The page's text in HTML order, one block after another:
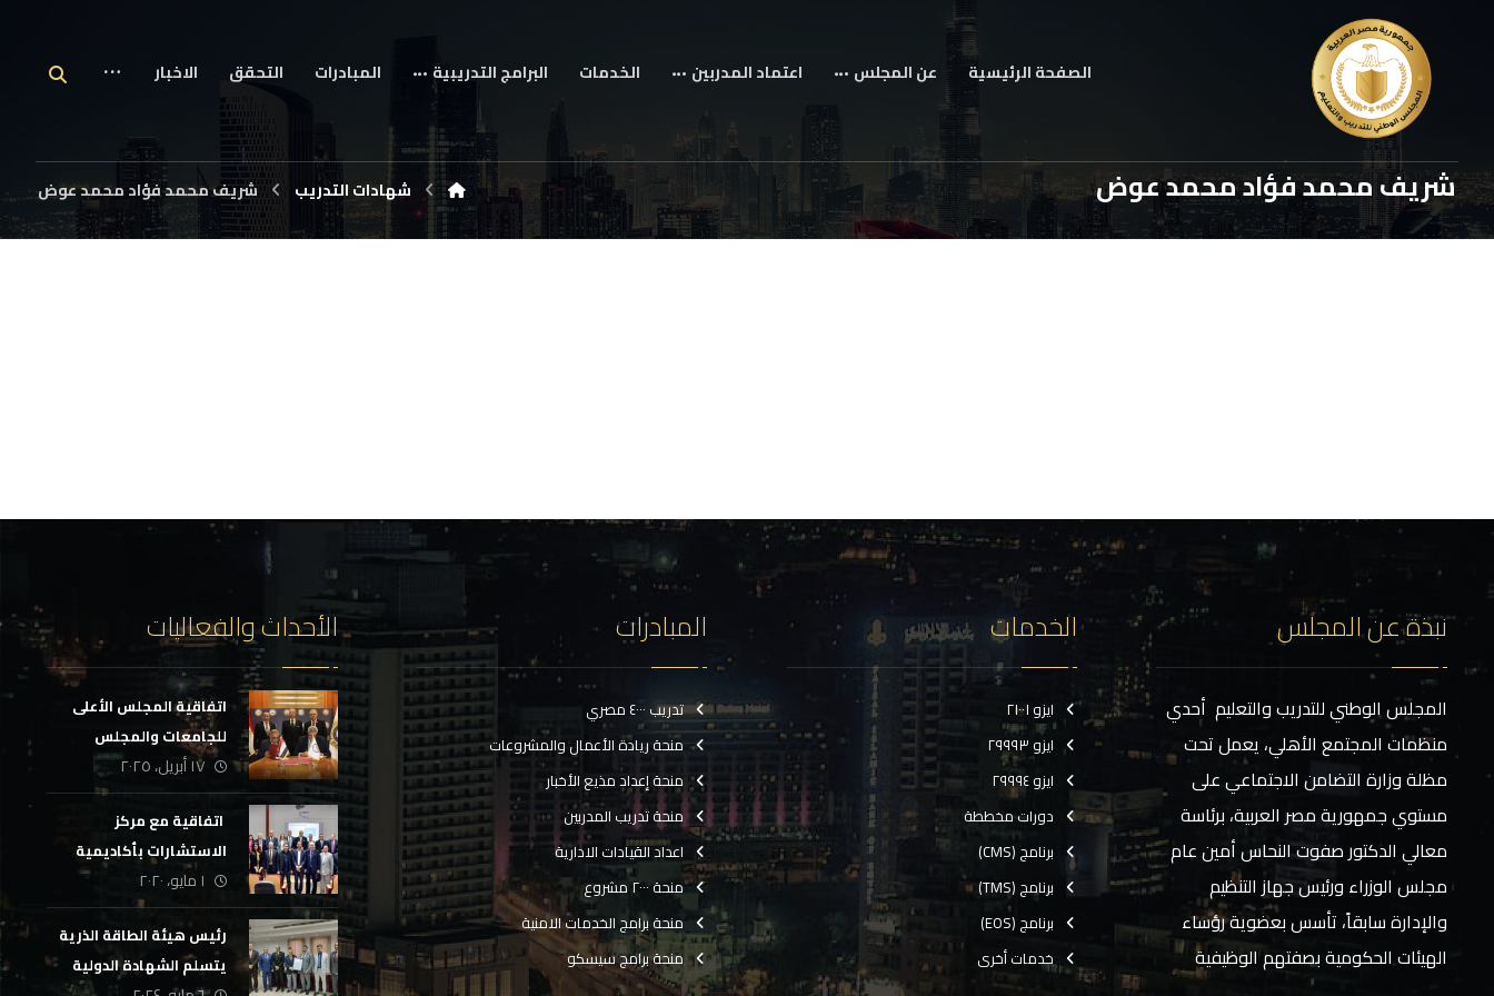
الصفحة الرئيسية عن المجلس اعتماد المدربين الخدمات البرامج التدريبية المبادرات التحقق الاخبار
شريف محمد فؤاد محمد عوض شهادات التدريب شريف محمد فؤاد محمد عوض
نبذة عن المجلس
المجلس الوطني للتدريب والتعليم أحدي
منظمات المجتمع الأهلي، يعمل تحت
مظلة وزارة التضامن الاجتماعي على
مستوي جمهورية مصر العربية، برئاسة
معالي الدكتور صفوت النحاس أمين عام
مجلس الوزراء ورئيس جهاز التنظيم
والإدارة سابقاً، تأسس بعضوية رؤساء
الهيئات الحكومية بصفتهم الوظيفية
الخدمات
ايزو ٢١٠٠١
ايزو ٢٩٩٩٣
ايزو ٢٩٩٩٤
دورات مخططة
برنامج (CMS)
برنامج (TMS)
برنامج (EOS)
خدمات أخرى
المبادرات
تدريب ٤٠٠٠ مصري
منحة ريادة الأعمال والمشروعات
منحة إعداد مذيع الأخبار
منحة تدريب المدربين
اعداد القيادات الادارية
منحة ٢٠٠٠ مشروع
منحة برامج الخدمات الامنية
منحة برامج سيسكو
الأحداث والفعاليات
اتفاقية المجلس الأعلى
للجامعات والمجلس
الوطني للتدريب والتعليم
١٧ أبريل، ٢٠٢٥
‏ اتفاقية مع مركز
الاستشارات بأكاديمية
السادات
١ مايو، ٢٠٢٠
رئيس هيئة الطاقة الذرية
يتسلم الشهادة الدولية